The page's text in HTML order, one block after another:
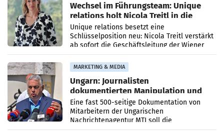
Wechsel im Führungsteam: Unique
relations holt Nicola Treitl in die
Geschäftsleitung
Unique relations besetzt eine
Schlüsselposition neu: Nicola Treitl verstärkt
ab sofort die Geschäftsleitung der Wiener
PR-Agentur an der Seite von Josef Kalina und
Anna Kalina-Mahr.
MARKETING & MEDIA
Ungarn: Journalisten
dokumentierten Manipulation und
Zensur
Eine fast 500-seitige Dokumentation von
Mitarbeitern der Ungarischen
Nachrichtenagentur MTI soll die
systematische Nachrichten-Manipulation und